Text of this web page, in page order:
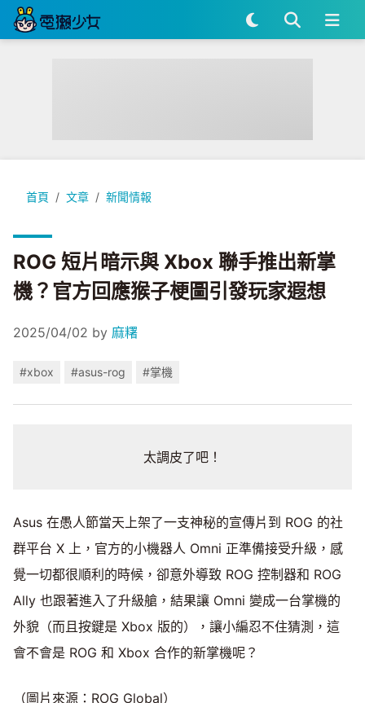
首頁 文章 新聞情報
ROG 短片暗示與 Xbox 聯手推出新掌機？官方回應猴子梗圖引
ROG 短片暗示與 Xbox 聯手推出新掌
機？官方回應猴子梗圖引發玩家遐想
2025/04/02 by 麻糬
#xbox #asus-rog #掌機
太調皮了吧！
Asus 在愚人節當天上架了一支神秘的宣傳片到 ROG 的社
群平台 X 上，官方的小機器人 Omni 正準備接受升級，感
覺一切都很順利的時候，卻意外導致 ROG 控制器和 ROG
Ally 也跟著進入了升級艙，結果讓 Omni 變成一台掌機的
外貌（而且按鍵是 Xbox 版的），讓小編忍不住猜測，這
會不會是 ROG 和 Xbox 合作的新掌機呢？
（圖片來源：ROG Global）